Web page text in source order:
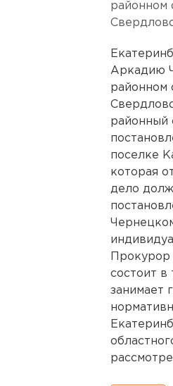
районном
Аркадию
районном
районный
поселке
которая
дело
состоит в
занимает